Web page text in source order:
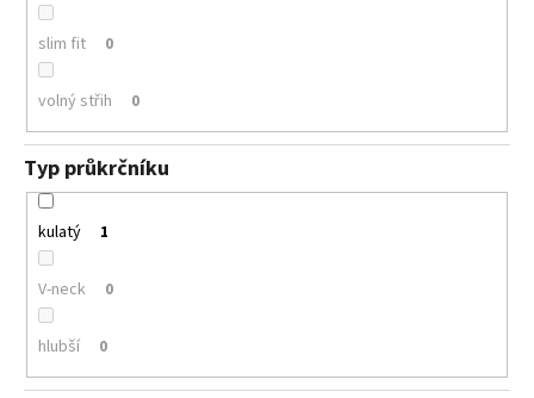
slim fit 0
volný střih 0
Typ průkrčníku
kulatý 1
V-neck 0
hlubší 0